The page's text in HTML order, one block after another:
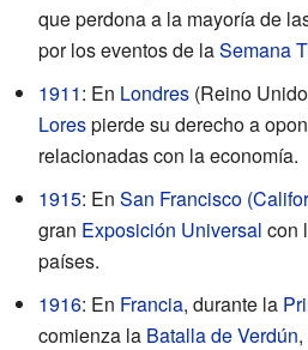
que perdona a la mayoría de
por los eventos de laSemana
1911: En Londres (Reino
Lorespierde su derecho a
relacionadas con la economía.
1915: En San Francisco
gran Exposición Universal con
países.
1916: En Francia, durante la
comienza la Batalla de Verdún